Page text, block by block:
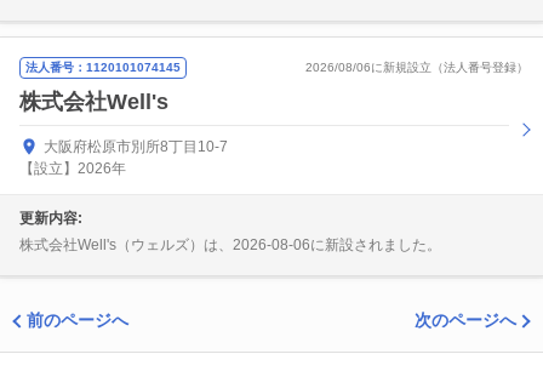
法人番号：1120101074145 2026/08/06に新規設立（法人番号登録）
株式会社Well's
大阪府松原市別所8丁目10-7
【設立】2026年
更新内容:
株式会社Well's（ウェルズ）は、2026-08-06に新設されました。
前のページへ 次のページへ